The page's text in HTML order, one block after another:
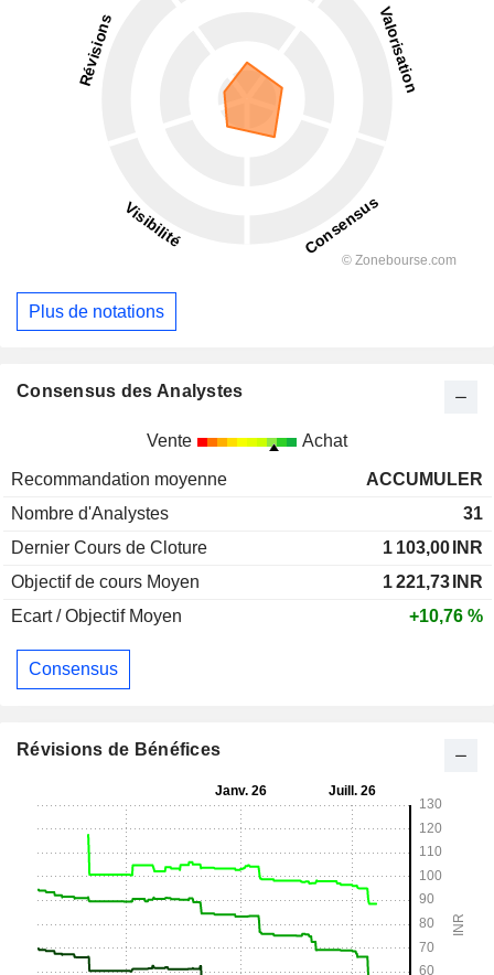
Plus de notations
Consensus des Analystes
Vente Achat
Recommandation moyenne
ACCUMULER
Nombre d'Analystes
31
Dernier Cours de Cloture
1 103,00 INR
Objectif de cours Moyen
1 221,73 INR
Ecart / Objectif Moyen
+10,76 %
Consensus
Révisions de Bénéfices